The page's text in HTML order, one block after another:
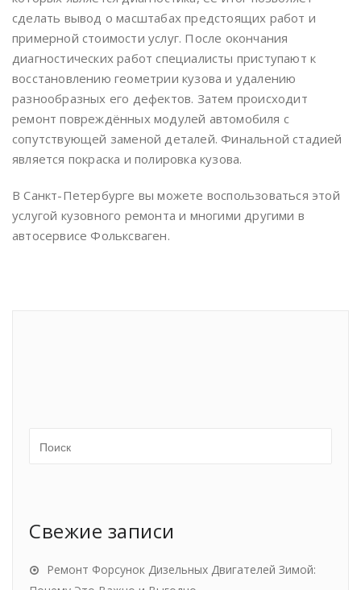
сделать вывод о масштабах предстоящих работ и
примерной стоимости услуг. После окончания
диагностических работ специалисты приступают к
восстановлению геометрии кузова и удалению
разнообразных его дефектов. Затем происходит
ремонт повреждённых модулей автомобиля с
сопутствующей заменой деталей. Финальной стадией
является покраска и полировка кузова.
В Санкт-Петербурге вы можете воспользоваться этой
услугой кузовного ремонта и многими другими в
автосервисе Фольксваген.
Свежие записи
Ремонт Форсунок Дизельных Двигателей Зимой: